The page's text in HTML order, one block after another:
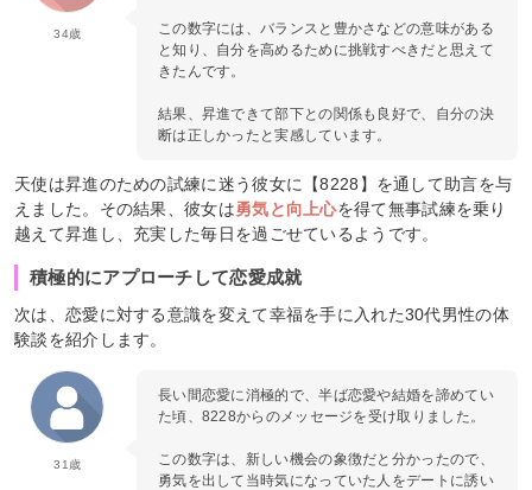
34歳
この数字には、バランスと豊かさなどの意味がある
と知り、自分を高めるために挑戦すべきだと思えて
きたんです。
結果、昇進できて部下との関係も良好で、自分の決
断は正しかったと実感しています。
天使は昇進のための試練に迷う彼女に【8228】を通して助言を与
えました。その結果、彼女は勇気と向上心を得て無事試練を乗り
越えて昇進し、充実した毎日を過ごせているようです。
積極的にアプローチして恋愛成就
次は、恋愛に対する意識を変えて幸福を手に入れた30代男性の体
験談を紹介します。
31歳
長い間恋愛に消極的で、半ば恋愛や結婚を諦めてい
た頃、8228からのメッセージを受け取りました。
この数字は、新しい機会の象徴だと分かったので、
勇気を出して当時気になっていた人をデートに誘い